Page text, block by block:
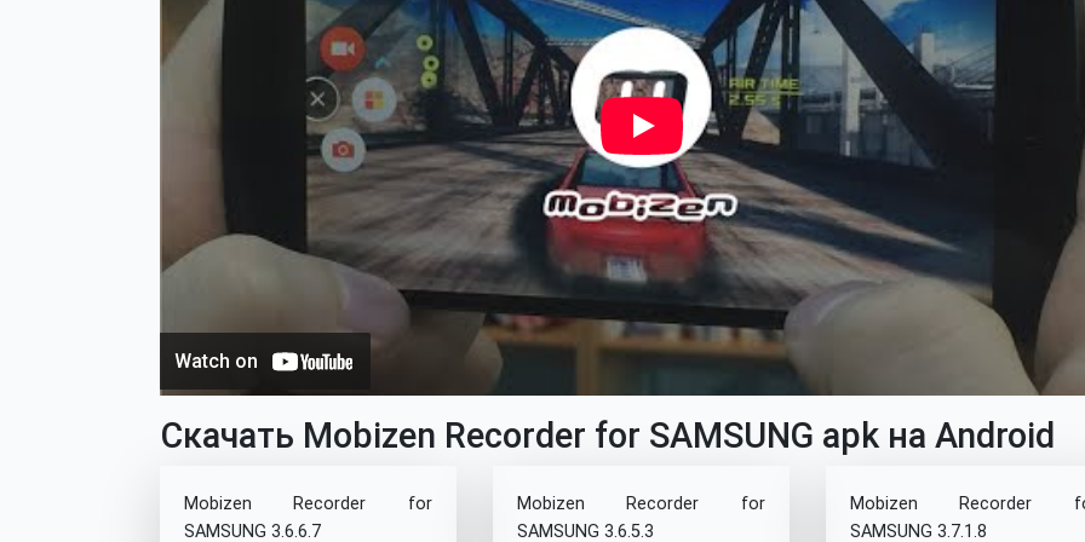
Скачать Mobizen Recorder for SAMSUNG apk на Android
Mobizen Recorder for
SAMSUNG 3.6.6.7
Mobizen Recorder for
SAMSUNG 3.6.5.3
Mobizen Recorder
SAMSUNG 3.7.1.8